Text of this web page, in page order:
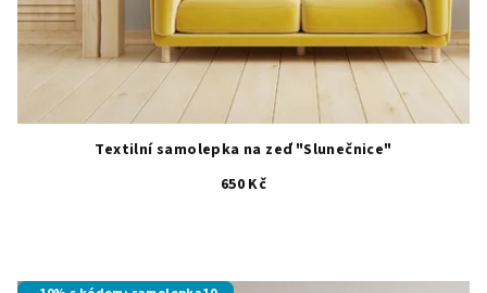
Textilní samolepka na zeď "Slunečnice"
650 Kč